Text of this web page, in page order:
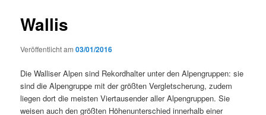
Wallis
Veröffentlicht am03/01/2016
Die Walliser Alpen sind Rekordhalter unter den Alpengruppen: sie
sind die Alpengruppe mit der größten Vergletscherung, zudem
liegen dort die meisten Viertausender aller Alpengruppen. Sie
weisen auch den größten Höhenunterschied innerhalb einer